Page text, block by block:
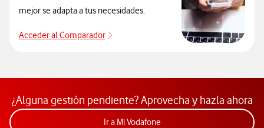
mejor se adapta a tus necesidades.
Acceder al Comparador
Acceder al Comparador
¿Alguna gestión pendiente? Aprovecha y hazla ahora
Ir a Mi VodafoneAcceder a la app Mi